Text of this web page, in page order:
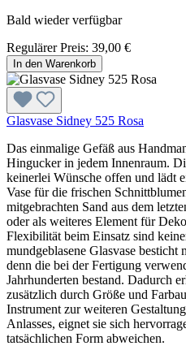
Bald wieder verfügbar
Regulärer Preis: 39,00 €
In den Warenkorb
Glasvase Sidney 525 Rosa
Das einmalige Gefäß aus
Hingucker in jedem Innenraum.
keinerlei Wünsche offen und lädt
Vase für die frischen
mitgebrachten Sand aus dem
oder als weiteres Element für
Flexibilität beim Einsatz sind
mundgeblasene Glasvase
denn die bei der Fertigung
Jahrhunderten bestand. Dadurch
zusätzlich durch Größe und
Instrument zur weiteren
Anlasses, eignet sie sich
tatsächlichen Form abweichen.